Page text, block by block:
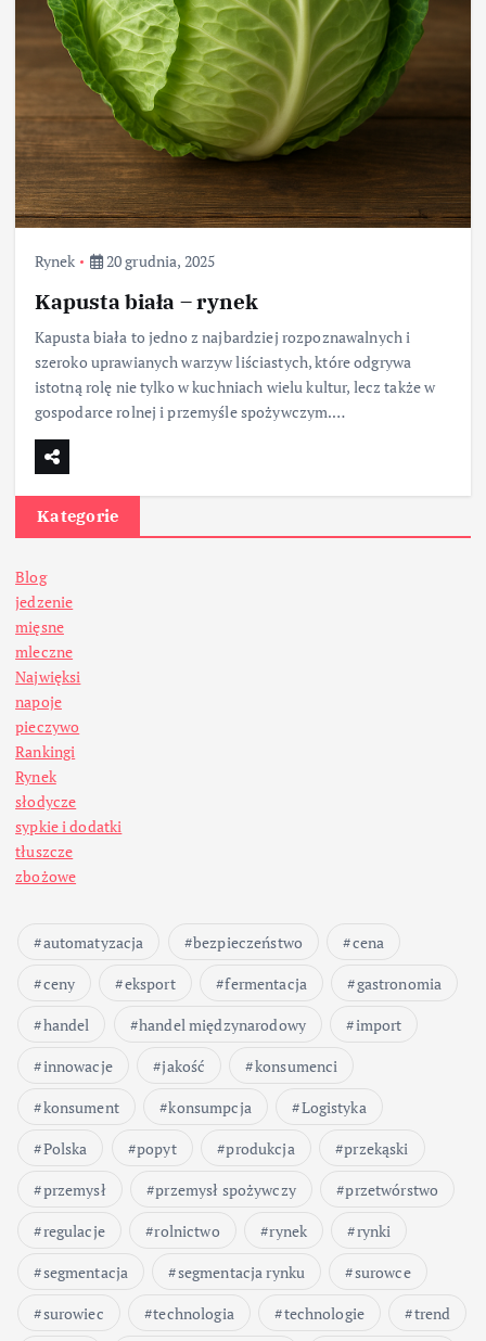
Rynek 20 grudnia, 2025
Kapusta biała – rynek
Kapusta biała to jedno z najbardziej rozpoznawalnych i
szeroko uprawianych warzyw liściastych, które odgrywa
istotną rolę nie tylko w kuchniach wielu kultur, lecz także w
gospodarce rolnej i przemyśle spożywczym.…
Kategorie
Blog
jedzenie
mięsne
mleczne
Najwięksi
napoje
pieczywo
Rankingi
Rynek
słodycze
sypkie i dodatki
tłuszcze
zbożowe
automatyzacja bezpieczeństwo
cena
ceny
eksport fermentacja
gastronomia
handel
handel międzynarodowy
import
innowacje
jakość
konsumenci
konsument
konsumpcja
Logistyka
Polska
popyt produkcja
przekąski
przemysł
przemysł spożywczy
przetwórstwo
regulacje
rolnictwo rynek
rynki
segmentacja
segmentacja rynku
surowce
surowiec
technologia technologie
trend